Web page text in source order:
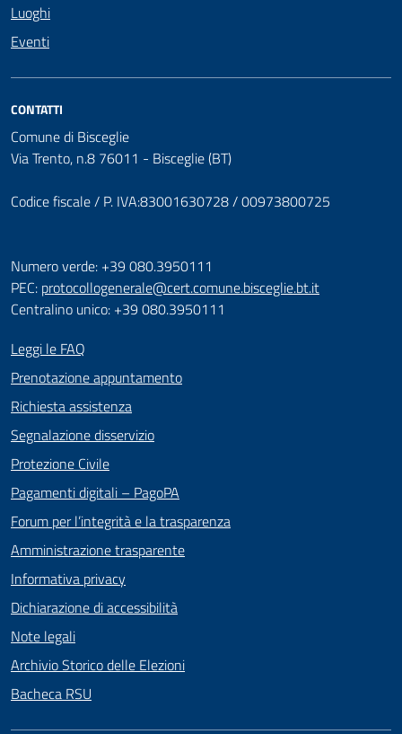
Luoghi
Eventi
CONTATTI
Comune di Bisceglie
Via Trento, n.8 76011 - Bisceglie (BT)
Codice fiscale / P. IVA:83001630728 / 00973800725
Numero verde: +39 080.3950111
PEC: protocollogenerale@cert.comune.bisceglie.bt.it
Centralino unico: +39 080.3950111
Leggi le FAQ
Prenotazione appuntamento
Richiesta assistenza
Segnalazione disservizio
Protezione Civile
Pagamenti digitali – PagoPA
Forum per l’integrità e la trasparenza
Amministrazione trasparente
Informativa privacy
Dichiarazione di accessibilità
Note legali
Archivio Storico delle Elezioni
Bacheca RSU